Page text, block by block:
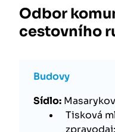
Odbor
cestovního
Budovy
Sídlo:
Tisková